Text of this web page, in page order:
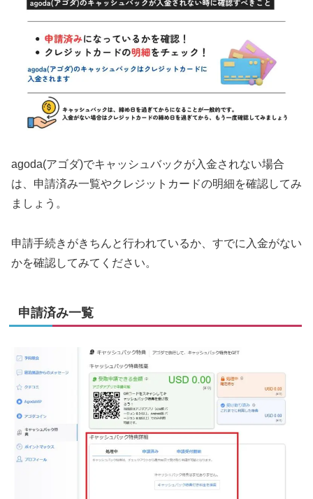
agoda(アゴダ)でキャッシュバックが入金されない場合
は、申請済み一覧やクレジットカードの明細を確認してみ
ましょう。
申請手続きがきちんと行われているか、すでに入金がない
かを確認してみてください。
申請済み一覧